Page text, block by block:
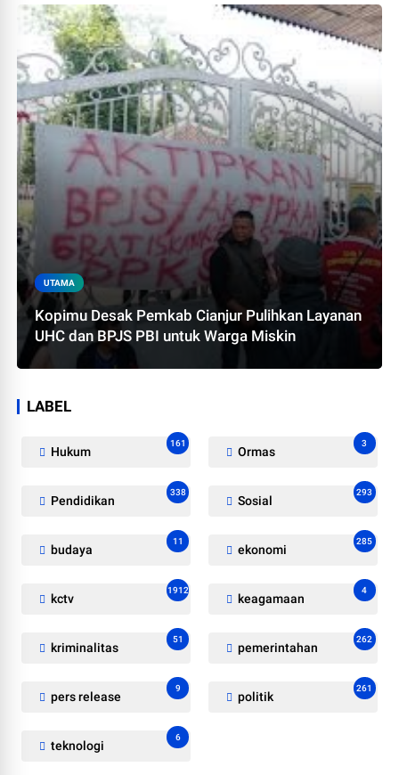
UTAMA
Kopimu Desak Pemkab Cianjur Pulihkan Layanan
UHC dan BPJS PBI untuk Warga Miskin
LABEL
Hukum
161
Ormas
3
Pendidikan
338
Sosial
293
budaya
11
ekonomi
285
kctv
1912
keagamaan
4
kriminalitas
51
pemerintahan
262
pers release
9
politik
261
teknologi
6